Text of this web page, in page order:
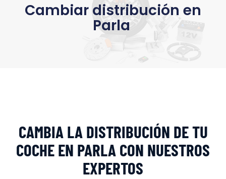
Cambiar distribución en
Parla
CAMBIA LA DISTRIBUCIÓN DE TU
COCHE EN PARLA CON NUESTROS
EXPERTOS